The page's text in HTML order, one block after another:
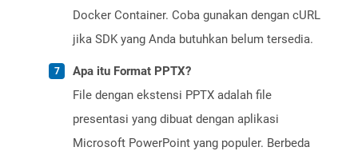
Docker Container. Coba gunakan dengan cURL
jika SDK yang Anda butuhkan belum tersedia.
Apa itu Format PPTX?
File dengan ekstensi PPTX adalah file
presentasi yang dibuat dengan aplikasi
Microsoft PowerPoint yang populer. Berbeda